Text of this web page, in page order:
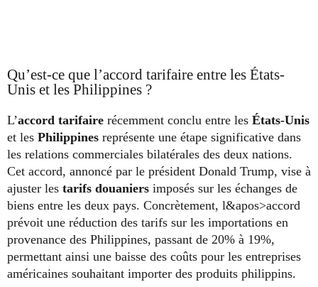
Qu’est-ce que l’accord tarifaire entre les États-
Unis et les Philippines ?
L’accord tarifaire récemment conclu entre les États-Unis
et les Philippines représente une étape significative dans
les relations commerciales bilatérales des deux nations.
Cet accord, annoncé par le président Donald Trump, vise à
ajuster les tarifs douaniers imposés sur les échanges de
biens entre les deux pays. Concrètement, l&apos>accord
prévoit une réduction des tarifs sur les importations en
provenance des Philippines, passant de 20% à 19%,
permettant ainsi une baisse des coûts pour les entreprises
américaines souhaitant importer des produits philippins.